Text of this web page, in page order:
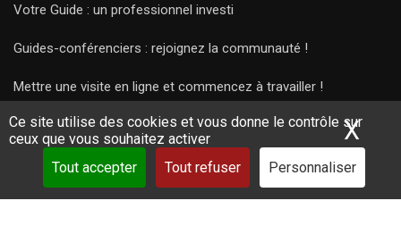
Ce site utilise des cookies et vous donne le contrôle sur
ceux que vous souhaitez activer
Tout accepter
Tout refuser Personnaliser
X
Votre Guide : un professionnel investi
Guides-conférenciers : rejoignez la communauté !
Mettre une visite en ligne et commencez à travailler !